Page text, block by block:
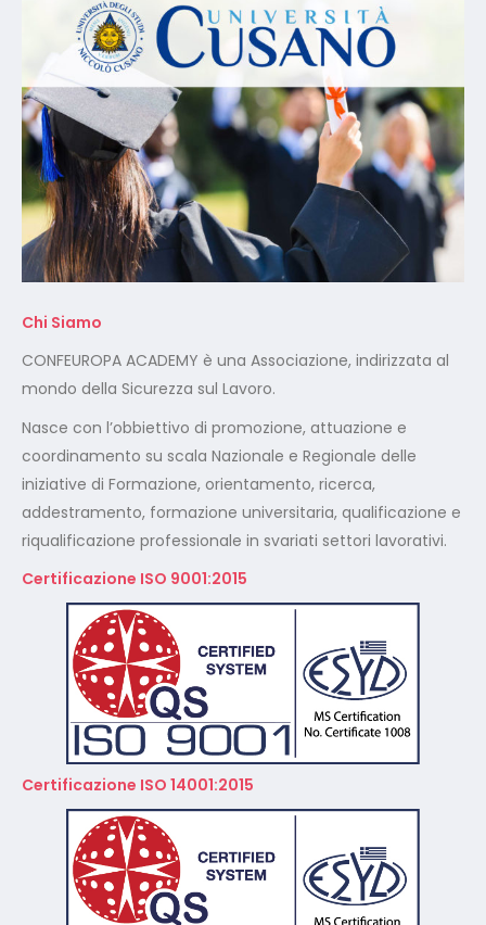
Chi Siamo
CONFEUROPA ACADEMY è una Associazione, indirizzata al
mondo della Sicurezza sul Lavoro.
Nasce con l’obbiettivo di promozione, attuazione e
coordinamento su scala Nazionale e Regionale delle
riqualificazione professionale in svariati settori lavorativi.
Certificazione ISO 14001:2015
A Norma GDPR